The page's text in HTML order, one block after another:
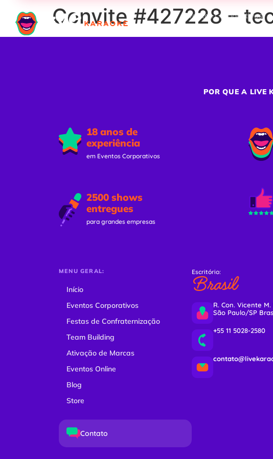
Eventos Corporativos
Convite #427228 –
POR QUE A LIVE
18 anos de
experiência
em Eventos Corporativos
2500 shows
entregues
para grandes empresas
MENU GERAL:
Início
Eventos Corporativos
Festas de Confraternização
Team Building
Ativação de Marcas
Eventos Online
Blog
Store
Contato
Escritório:
Brasil
R. Con. Vicente M.
São Paulo/SP
+55 11 5028-2580